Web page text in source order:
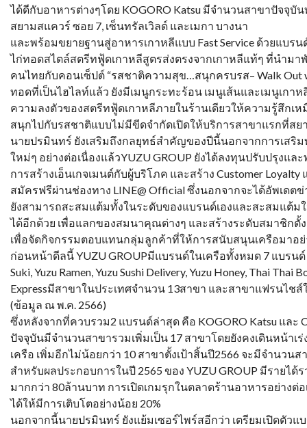
ได้ดีกับอาหารต่างๆโดย KOGORO Katsu มีจำนวนสาขาปัจจุบั
สยามสแควร์ ซอย 7, เซ็นทรัลเวิลด์ และเมกา บางนา
และพร้อมขยายฐานสู่อาหารเกาหลีแบบ Fast Service ด้วยแบรน
ไก่ทอดสไตล์สตรีทฟู้ดเกาหลีสูตรส่งตรงจากเกาหลีแท้ๆ ที่นำม
คนไทยกับคอนเซ็ปต์ “รสชาติความสุข…สนุกครบรส– Walk Out
ทอดที่เป็นไฮไลท์แล้ว ยังมีเมนูกระทะร้อน เมนูเส้นและเมนูเกา
ความลงตัวของสตรีทฟู้ดเกาหลีภายในร้านเดียวให้ความรู้สึกเห
สนุกไปกับรสชาติแบบไม่มีขีดจำกัดเปิดให้บริการสาขาแรกที่สย
นายปรมินทร์ ยังเสริมถึงกลยุทธ์สำคัญของปีนี้นอกจากการเสริ
ใหม่ๆ อย่างต่อเนื่องแล้วYUZU GROUP ยังได้ลงทุนปรับปรุงแล
การสร้างเอ็นเกจเมนต์กับผู้บริโภค และสร้าง Customer
สมัครฟรีผ่านช่องทาง LINE@ Official ซึ่งนอกจากจะได้อัพเดต
ยังสามารถสะสมแต้มทั้งในระดับของแบรนด์เองและสะสมแต้มใ
ได้อีกด้วย เพื่อแลกของสมนาคุณต่างๆ และสร้างระดับสมาชิกตั้ง
เพื่อจัดกิจกรรมตอบแทนกลุ่มลูกค้าที่ให้การสนับสนุนเครือมาอย่
ก่อนหน้าดีลนี้ YUZU GROUPมีแบรนด์ในเครือทั้งหมด 7 แบรนด์
Suki, Yuzu Ramen, Yuzu Sushi Delivery, Yuzu Honey, Thai Thai
Expressมีสาขาในประเทศจำนวน 13สาขา และสาขาแฟรนไชส์
(ข้อมูล ณ พ.ค. 2566)
ซึ่งหลังจากที่ควบรวม2 แบรนด์ล่าสุด คือ KOGORO Katsu และ
ปัจจุบันมีจำนวนสาขารวมเพิ่มเป็น 17 สาขาโดยยังคงเดินหน้าเ
เครือ เพิ่มอีกไม่น้อยกว่า 10 สาขาตั้งเป้าสิ้นปี2566 จะมีจำนวน
สำหรับผลประกอบการในปี 2565 ของ YUZU GROUP มีรายได้
มากกว่า 80ล้านบาท การเปิดเกมรุกในตลาดร้านอาหารอย่างต่
ได้ให้มีการเติบโตอย่างน้อย 20%
นอกจากนี้นายปรมินทร์ ยังแย้มเซอร์ไพร์สอีกว่า เตรียมเปิดตัว